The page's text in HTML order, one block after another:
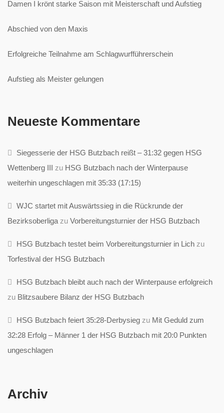
Damen I krönt starke Saison mit Meisterschaft und Aufstieg
Abschied von den Maxis
Erfolgreiche Teilnahme am Schlagwurfführerschein
Aufstieg als Meister gelungen
Neueste Kommentare
Siegesserie der HSG Butzbach reißt – 31:32 gegen HSG
Wettenberg III zu HSG Butzbach nach der Winterpause
weiterhin ungeschlagen mit 35:33 (17:15)
WJC startet mit Auswärtssieg in die Rückrunde der
Bezirksoberliga zu Vorbereitungsturnier der HSG Butzbach
HSG Butzbach testet beim Vorbereitungsturnier in Lich zu
Torfestival der HSG Butzbach
HSG Butzbach bleibt auch nach der Winterpause erfolgreich
zu Blitzsaubere Bilanz der HSG Butzbach
HSG Butzbach feiert 35:28-Derbysieg zu Mit Geduld zum
32:28 Erfolg – Männer 1 der HSG Butzbach mit 20:0 Punkten
ungeschlagen
Archiv